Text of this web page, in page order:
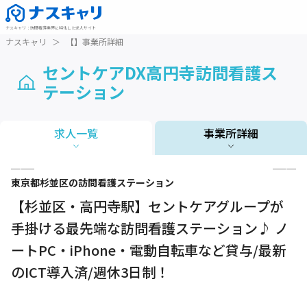
ナスキャリ ： 訪問看護業界に特化した求人サイト
ナスキャリ ＞ 【】事業所詳細
セントケアDX高円寺訪問看護ス
テーション
求人一覧 事業所詳細
1 / 6
東京都杉並区の訪問看護ステーション
【杉並区・高円寺駅】セントケアグループが
手掛ける最先端な訪問看護ステーション♪ ノ
ートPC・iPhone・電動自転車など貸与/最新
のICT導入済/週休3日制！